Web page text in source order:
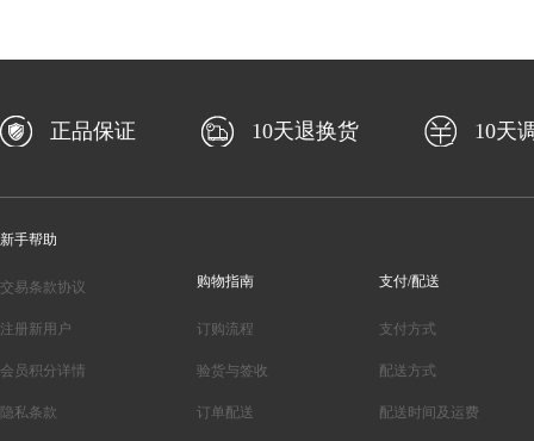
正品保证 10天退换货 10天
新手帮助
交易条款协议
注册新用户
会员积分详情
隐私条款
购物指南
订购流程
验货与签收
订单配送
支付/配送
支付方式
配送方式
配送时间及运费